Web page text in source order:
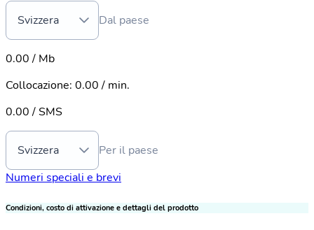
Svizzera Dal paese
0.00 / Mb
Collocazione: 0.00 / min.
0.00 / SMS
Svizzera
Per il paese
Numeri speciali e brevi
Condizioni, costo di attivazione e dettagli del prodotto